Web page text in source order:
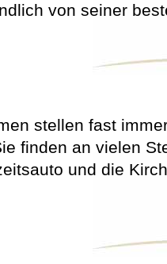
von seiner
stellen fast
finden an vielen
und die